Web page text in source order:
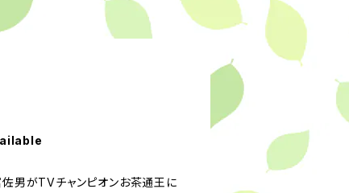
佐男がTVチャンピオンお茶通王に